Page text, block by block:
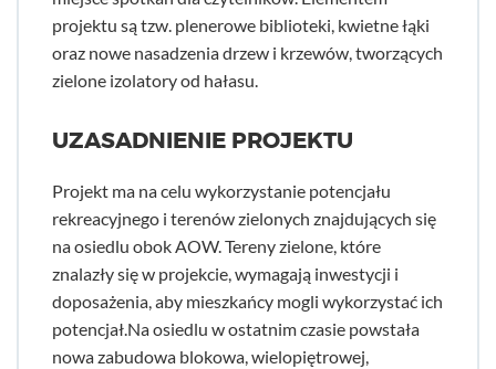
projektu są tzw. plenerowe biblioteki, kwietne łąki
oraz nowe nasadzenia drzew i krzewów, tworzących
zielone izolatory od hałasu.
UZASADNIENIE PROJEKTU
Projekt ma na celu wykorzystanie potencjału
rekreacyjnego i terenów zielonych znajdujących się
na osiedlu obok AOW. Tereny zielone, które
znalazły się w projekcie, wymagają inwestycji i
doposażenia, aby mieszkańcy mogli wykorzystać ich
potencjał.Na osiedlu w ostatnim czasie powstała
nowa zabudowa blokowa, wielopiętrowej,